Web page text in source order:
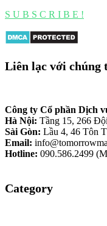
S U B S C R I B E !
Liên lạc với chúng
Công ty Cổ phần Dịch
Hà Nội: Tầng 15, 266
Sài Gòn: Lầu 4, 46 Tôn
Email:
Hotline: 090.586.2499
Category